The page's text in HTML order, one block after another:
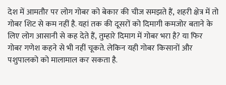
देश में आमतौर पर लोग गोबर को बेकार की चीज समझते हैं,शहरी क्षेत्र में तो
गोबर शिट से कम नहीं है. यहां तक की दूसरों को दिमागी कमजोर बताने के
लिए लोग आसानी से कह देते हैं,तुम्हारे दिमाग में गोबर भरा है?या फिर
गोबर गणेश कहने से भी नहीं चूकते. लेकिन यही गोबर किसानों और
पशुपालको को मालामाल कर सकता है.